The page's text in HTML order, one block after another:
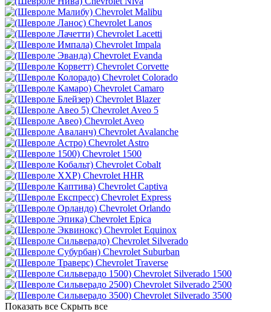
Chevrolet Malibu
Chevrolet Lanos
Chevrolet Lacetti
Chevrolet Impala
Chevrolet Evanda
Chevrolet Corvette
Chevrolet Colorado
Chevrolet Camaro
Chevrolet Blazer
Chevrolet Aveo 5
Chevrolet Aveo
Chevrolet Avalanche
Chevrolet Astro
Chevrolet 1500
Chevrolet Cobalt
Chevrolet HHR
Chevrolet Captiva
Chevrolet Express
Chevrolet Orlando
Chevrolet Epica
Chevrolet Equinox
Chevrolet Silverado
Chevrolet Suburban
Chevrolet Traverse
Chevrolet Silverado 1500
Chevrolet Silverado 2500
Chevrolet Silverado 3500
Показать все Скрыть все